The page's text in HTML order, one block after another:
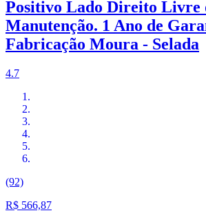
Positivo Lado Direito Livre
Manutenção. 1 Ano de
Fabricação Moura - Selada
4.7
(92)
R$ 566,87